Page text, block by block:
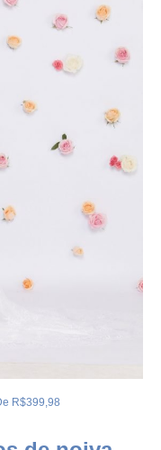
R$399,98